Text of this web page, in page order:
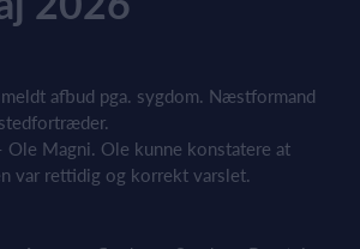
meldt afbud pga. sygdom. Næstformand
Ole Magni. Ole kunne konstatere at
var rettidig og korrekt varslet.